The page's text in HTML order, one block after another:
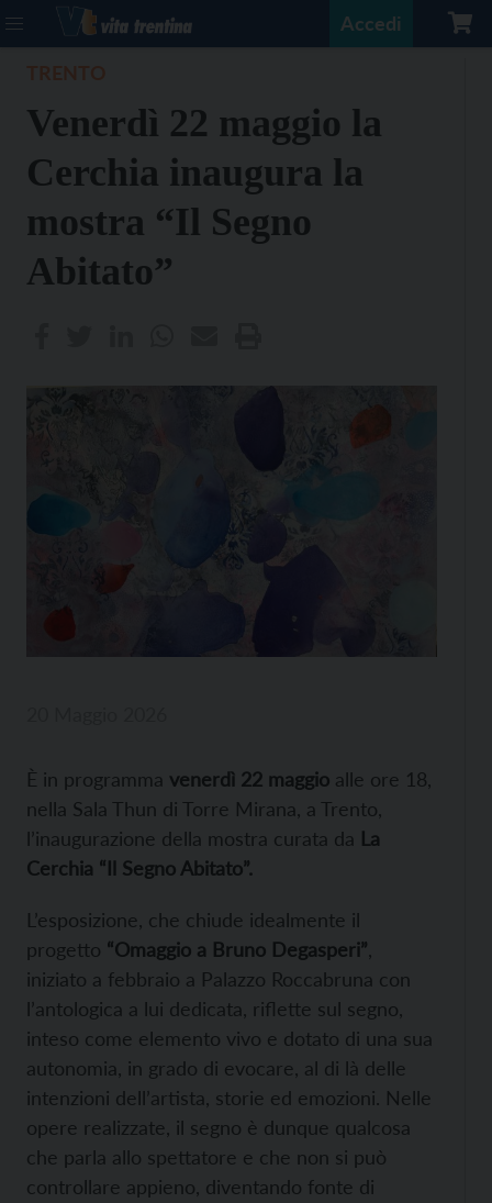
Accedi
Venerdì 22 maggio la
Cerchia inaugura la
mostra “Il Segno
Abitato”
È in programma venerdì 22 maggio alle ore 18,
nella Sala Thun di Torre Mirana, a Trento,
l’inaugurazione della mostra curata da La
Cerchia “Il Segno Abitato”.
L’esposizione, che chiude idealmente il
progetto “Omaggio a Bruno Degasperi”,
iniziato a febbraio a Palazzo Roccabruna con
l’antologica a lui dedicata, riflette sul segno,
inteso come elemento vivo e dotato di una sua
autonomia, in grado di evocare, al di là delle
intenzioni dell’artista, storie ed emozioni. Nelle
opere realizzate, il segno è dunque qualcosa
che parla allo spettatore e che non si può
controllare appieno, diventando fonte di